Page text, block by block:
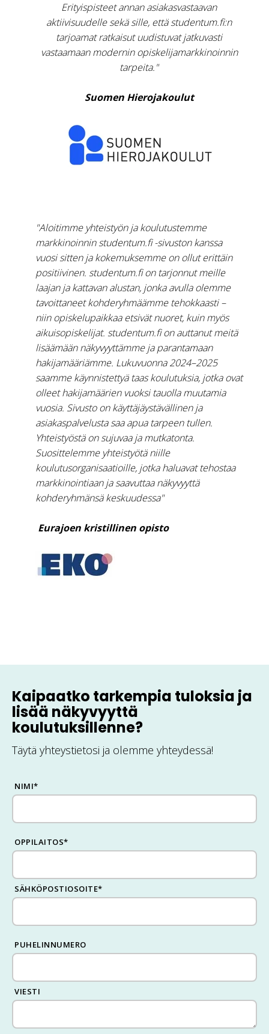
Erityispisteet annan asiakasvastaavan
aktiivisuudelle sekä sille, että studentum.fi:n
tarjoamat ratkaisut uudistuvat jatkuvasti
vastaamaan modernin opiskelijamarkkinoinnin
tarpeita."
Suomen Hierojakoulut
"Aloitimme yhteistyön ja koulutustemme
markkinoinnin studentum.fi -sivuston kanssa
vuosi sitten ja kokemuksemme on ollut erittäin
positiivinen. studentum.fi on tarjonnut meille
laajan ja kattavan alustan, jonka avulla olemme
tavoittaneet kohderyhmäämme tehokkaasti –
niin opiskelupaikkaa etsivät nuoret, kuin myös
aikuisopiskelijat. studentum.fi on auttanut meitä
lisäämään näkyvyyttämme ja parantamaan
hakijamääriämme. Lukuvuonna 2024–2025
saamme käynnistettyä taas koulutuksia, jotka ovat
olleet hakijamäärien vuoksi tauolla muutamia
vuosia. Sivusto on käyttäjäystävällinen ja
asiakaspalvelusta saa apua tarpeen tullen.
Yhteistyöstä on sujuvaa ja mutkatonta.
Suosittelemme yhteistyötä niille
koulutusorganisaatioille, jotka haluavat tehostaa
markkinointiaan ja saavuttaa näkyvyyttä
kohderyhmänsä keskuudessa"
Eurajoen kristillinen opisto
Kaipaatko tarkempia tuloksia ja
lisää näkyvyyttä
koulutuksillenne?
Täytä yhteystietosi ja olemme yhteydessä!
NIMI*
OPPILAITOS*
SÄHKÖPOSTIOSOITE*
PUHELINNUMERO
VIESTI